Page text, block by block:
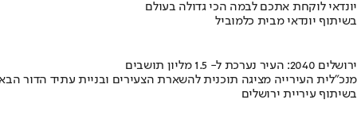
יונדאי לוקחת אתכם לבמה הכי גדולה בעולם
בשיתוף יונדאי מבית כלמוביל
ירושלים 2040: העיר נערכת ל- 1.5 מליון תושבים
מנכ"לית העירייה מציגה תוכנית להשארת הצעירים ובניית עתיד הדור
בשיתוף עיריית ירושלים